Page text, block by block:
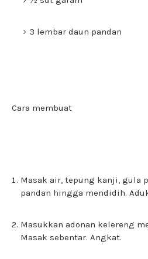
3 lembar daun pandan
Cara membuat
Masak air, tepung kanji, gula
pandan hingga mendidih.
Masukkan adonan kelereng
Masak sebentar. Angkat.